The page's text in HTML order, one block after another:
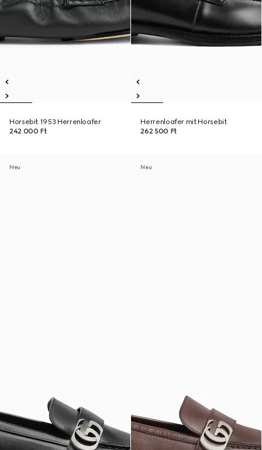
Horsebit 1953 Herrenloafer
242 000 Ft
Herrenloafer mit Horsebit
262 500 Ft
Neu Neu